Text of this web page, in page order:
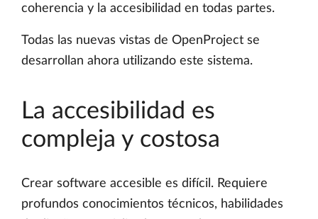
coherencia y la accesibilidad en todas partes.
Todas las nuevas vistas de OpenProject se
desarrollan ahora utilizando este sistema.
La accesibilidad es
compleja y costosa
Crear software accesible es difícil. Requiere
profundos conocimientos técnicos, habilidades